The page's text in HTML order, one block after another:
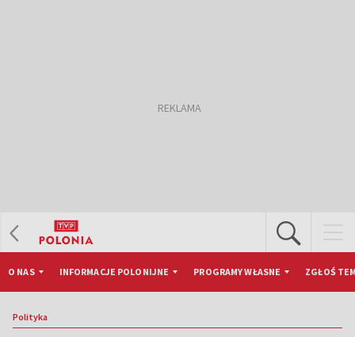
O NAS INFORMACJE POLONIJNE PROGRAMY WŁASNE ZGŁOŚ
Polityka